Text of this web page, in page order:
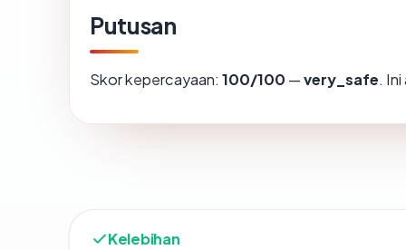
Putusan
Skor kepercayaan: 100/100 —very_safe.
Kelebihan